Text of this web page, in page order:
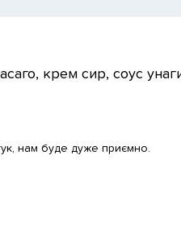
крем сир, соус
нам буде дуже приємно.